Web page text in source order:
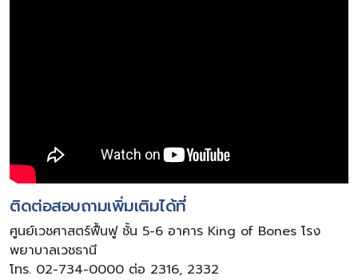
ติดต่อสอบถามเพิ่มเติมได้ที่
ศูนย์เวชศาสตร์ฟื้นฟู ชั้น 5-6 อาคาร King of Bones โรง
พยาบาลเวชธานี
โทร. 02-734-0000 ต่อ 2316, 2332